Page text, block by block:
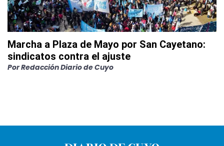
Marcha a Plaza de Mayo por San Cayetano:
sindicatos contra el ajuste
PorRedacción Diario de Cuyo